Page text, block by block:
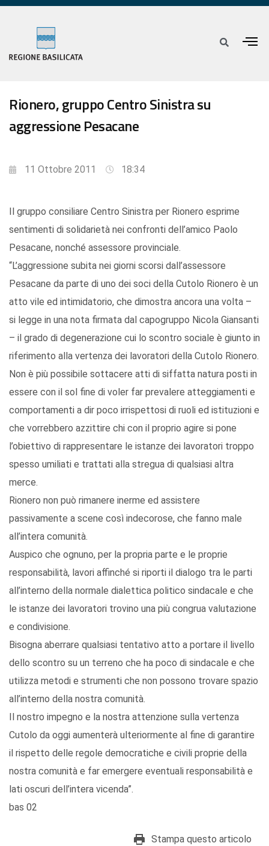
Rionero, gruppo Centro Sinistra su
aggressione Pesacane
11 Ottobre 2011 18:34
Il gruppo consiliare Centro Sinistra per Rionero esprime
sentimenti di solidarietà nei confronti dell’amico Paolo
Pesacane, nonché assessore provinciale.
“L’aggressione subita nei giorni scorsi dall’assessore
Pesacane da parte di uno dei soci della Cutolo Rionero è un
atto vile ed intimidatorio, che dimostra ancora una volta –
si legge in una nota firmata dal capogruppo Nicola Giansanti
– il grado di degenerazione cui lo scontro sociale è giunto in
riferimento alla vertenza dei lavoratori della Cutolo Rionero.
Non è più possibile sottacere atti di siffatta natura posti in
essere con il sol fine di voler far prevalere atteggiamenti e
comportamenti a dir poco irrispettosi di ruoli ed istituzioni e
che vorrebbero azzittire chi con il proprio agire si pone
l’obiettivo di rappresentare le istanze dei lavoratori troppo
spesso umiliati e trattati alla stregua di qualsiasi altra
merce.
Rionero non può rimanere inerme ed assistere
passivamente a scene così indecorose, che fanno male
all’intera comunità.
Auspico che ognuno, per la propria parte e le proprie
responsabilità, lavori affinché si riporti il dialogo tra le parti
all’interno della normale dialettica politico sindacale e che
le istanze dei lavoratori trovino una più congrua valutazione
e condivisione.
Bisogna aberrare qualsiasi tentativo atto a portare il livello
dello scontro su un terreno che ha poco di sindacale e che
utilizza metodi e strumenti che non possono trovare spazio
all’interno della nostra comunità.
Il nostro impegno e la nostra attenzione sulla vertenza
Cutolo da oggi aumenterà ulteriormente al fine di garantire
il rispetto delle regole democratiche e civili proprie della
nostra comunità e far emergere eventuali responsabilità e
lati oscuri dell’intera vicenda”.
bas 02
Stampa questo articolo